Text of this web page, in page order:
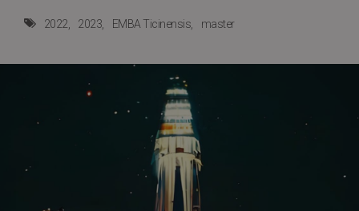
2022 2023 EMBA Ticinensis master